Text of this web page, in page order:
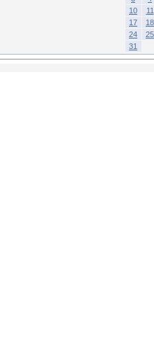
10
11
17
18
24
25
31